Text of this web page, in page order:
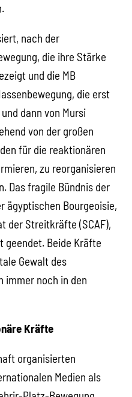
nach der
die ihre Stärke
und die MB
die erst
dann von Mursi
von der großen
für die reaktionären
zu reorganisieren
Das fragile Bündnis der
ägyptischen Bourgeoisie,
der Streitkräfte (SCAF),
geendet. Beide Kräfte
Gewalt des
immer noch in den
Kräfte
organisierten
Medien als